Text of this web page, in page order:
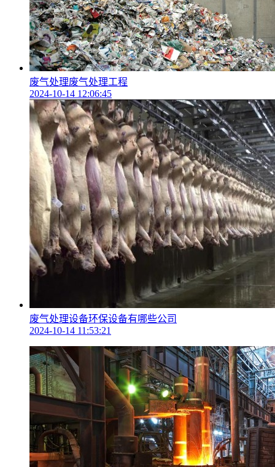
废气处理废气处理工程
2024-10-14 12:06:45
废气处理设备环保设备有哪些公司
2024-10-14 11:53:21